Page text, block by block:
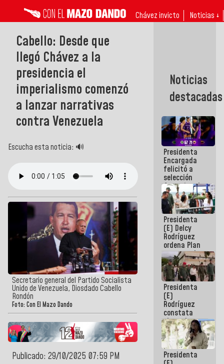
Chávez invicto Noticias ↓
Cabello: Desde que
llegó Chávez a la
presidencia el
imperialismo comenzó
a lanzar narrativas
contra Venezuela
Escucha esta noticia: 🔊
Secretario general del Partido Socialista
Unido de Venezuela, Diosdado Cabello
Rondón
Foto: Con El Mazo Dando
Publicado: 29/10/2025 07:59 PM
Noticias
destacadas
Presidenta
Encargada
felicitó a
selección
femenina de
baloncesto
por su
clasificación
a la
AmeriCup
2027
Presidenta
(E) Delcy
Rodríguez
ordena Plan
maestro de
desarrollo
logístico y
turístico
para La
Guaira
Presidenta
(E)
Rodríguez
constata
obras de
rehabilitación
de Escuela
Militar de
Mamo en La
Presidenta